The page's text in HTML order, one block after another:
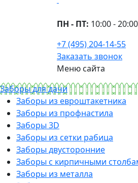
ПН - ПТ: 10:00 - 20:00
+7 (495) 204-14-55
Заказать звонок
Меню сайта
Заборы для дачи
Заборы из евроштакетника
Заборы из профнастила
Заборы 3D
Заборы из сетки рабица
Заборы двусторонние
Заборы с кирпичными
Заборы из металла